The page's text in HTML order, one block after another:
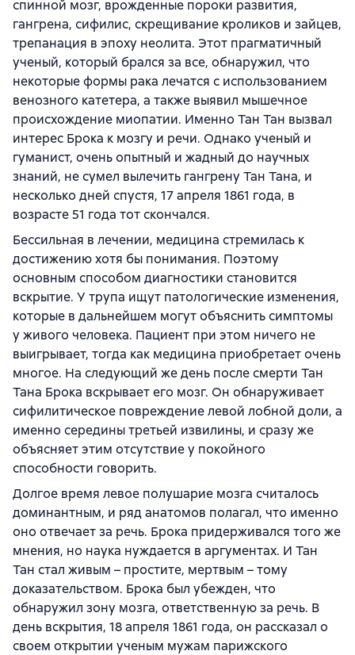
спинной мозг, врожденные пороки развития,
гангрена, сифилис, скрещивание кроликов и зайцев,
трепанация в эпоху неолита. Этот прагматичный
ученый, который брался за все, обнаружил, что
некоторые формы рака лечатся с использованием
венозного катетера, а также выявил мышечное
происхождение миопатии. Именно Тан Тан вызвал
интерес Брока к мозгу и речи. Однако ученый и
гуманист, очень опытный и жадный до научных
знаний, не сумел вылечить гангрену Тан Тана, и
несколько дней спустя, 17 апреля 1861 года, в
возрасте 51 года тот скончался.
Бессильная в лечении, медицина стремилась к
достижению хотя бы понимания. Поэтому
основным способом диагностики становится
вскрытие. У трупа ищут патологические изменения,
которые в дальнейшем могут объяснить симптомы
у живого человека. Пациент при этом ничего не
выигрывает, тогда как медицина приобретает очень
многое. На следующий же день после смерти Тан
Тана Брока вскрывает его мозг. Он обнаруживает
сифилитическое повреждение левой лобной доли, а
именно середины третьей извилины, и сразу же
объясняет этим отсутствие у покойного
способности говорить.
Долгое время левое полушарие мозга считалось
доминантным, и ряд анатомов полагал, что именно
оно отвечает за речь. Брока придерживался того же
мнения, но наука нуждается в аргументах. И Тан
Тан стал живым – простите, мертвым – тому
доказательством. Брока был убежден, что
обнаружил зону мозга, ответственную за речь. В
день вскрытия, 18 апреля 1861 года, он рассказал о
своем открытии ученым мужам парижского